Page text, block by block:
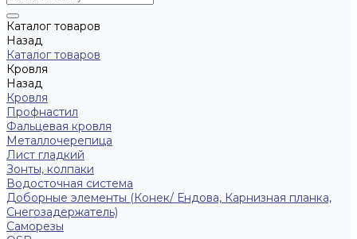
Каталог товаров
Назад
Каталог товаров
Кровля
Назад
Кровля
Профнастил
Фальцевая кровля
Металлочерепица
Лист гладкий
Зонты, колпаки
Водосточная система
Доборные элементы (Конек/ Ендова, Карнизная планка,
Снегозадержатель)
Саморезы